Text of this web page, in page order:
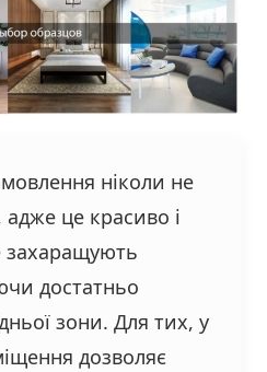
ніколи не
це красиво і
захаращують
достатньо
зони. Для тих, у
дозволяє